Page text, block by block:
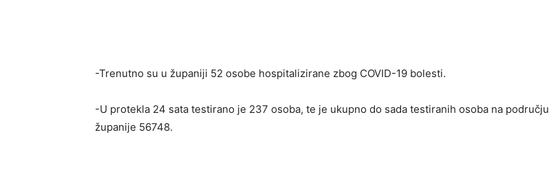
-Trenutno su u županiji 52 osobe hospitalizirane zbog COVID-19 bolesti.
-U protekla 24 sata testirano je 237 osoba, te je ukupno do sada testiranih osoba na području
županije 56748.